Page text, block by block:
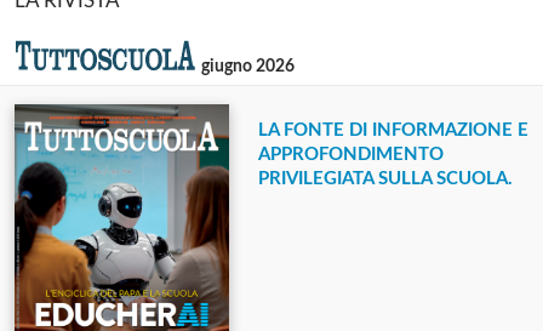
giugno 2026
LA FONTE DI INFORMAZIONE E
APPROFONDIMENTO
PRIVILEGIATA SULLA SCUOLA.